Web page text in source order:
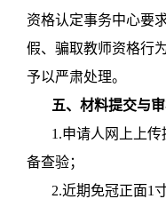
资格认定事务中心要
假、骗取教师资格行
予以严肃处理。
五、材料提交与
1.申请人网上上
备查验；
2.近期免冠正面1